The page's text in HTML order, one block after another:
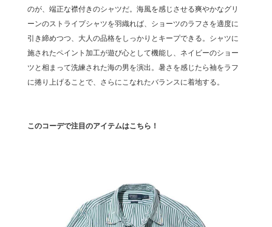
のが、端正な襟付きのシャツだ。海風を感じさせる爽やかなグリ
ーンのストライプシャツを羽織れば、ショーツのラフさを適度に
引き締めつつ、大人の品格をしっかりとキープできる。シャツに
施されたペイント加工が遊び心として機能し、ネイビーのショー
ツと相まって洗練された海の男を演出。暑さを感じたら袖をラフ
に捲り上げることで、さらにこなれたバランスに着地する。
このコーデで注目のアイテムはこちら！